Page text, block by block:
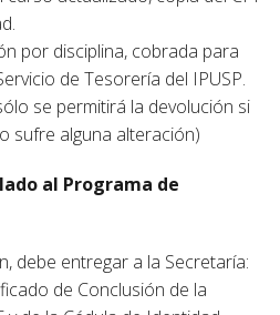
por disciplina, cobrada para
de Tesorería del IPUSP.
se permitirá la devolución si
sufre alguna alteración)
al Programa de
debe entregar a la Secretaría:
de Conclusión de la